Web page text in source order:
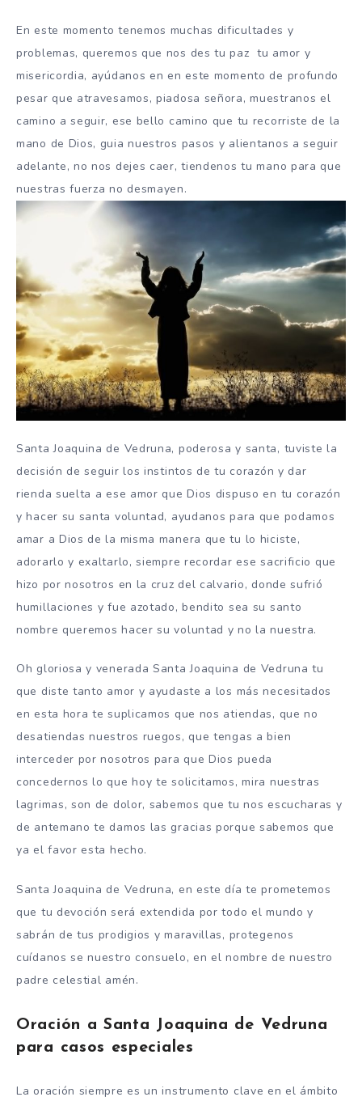
En este momento tenemos muchas dificultades y
problemas, queremos que nos des tu paz tu amor y
misericordia, ayúdanos en en este momento de profundo
pesar que atravesamos, piadosa señora, muestranos el
camino a seguir, ese bello camino que tu recorriste de la
mano de Dios, guia nuestros pasos y alientanos a seguir
adelante, no nos dejes caer, tiendenos tu mano para que
nuestras fuerza no desmayen.
Santa Joaquina de Vedruna, poderosa y santa, tuviste la
decisión de seguir los instintos de tu corazón y dar
rienda suelta a ese amor que Dios dispuso en tu corazón
y hacer su santa voluntad, ayudanos para que podamos
amar a Dios de la misma manera que tu lo hiciste,
adorarlo y exaltarlo, siempre recordar ese sacrificio que
hizo por nosotros en la cruz del calvario, donde sufrió
humillaciones y fue azotado, bendito sea su santo
nombre queremos hacer su voluntad y no la nuestra.
Oh gloriosa y venerada Santa Joaquina de Vedruna tu
que diste tanto amor y ayudaste a los más necesitados
en esta hora te suplicamos que nos atiendas, que no
desatiendas nuestros ruegos, que tengas a bien
interceder por nosotros para que Dios pueda
concedernos lo que hoy te solicitamos, mira nuestras
lagrimas, son de dolor, sabemos que tu nos escucharas y
de antemano te damos las gracias porque sabemos que
ya el favor esta hecho.
Santa Joaquina de Vedruna, en este día te prometemos
que tu devoción será extendida por todo el mundo y
sabrán de tus prodigios y maravillas, protegenos
cuídanos se nuestro consuelo, en el nombre de nuestro
padre celestial amén.
Oración a Santa Joaquina de Vedruna
para casos especiales
La oración siempre es un instrumento clave en el ámbito